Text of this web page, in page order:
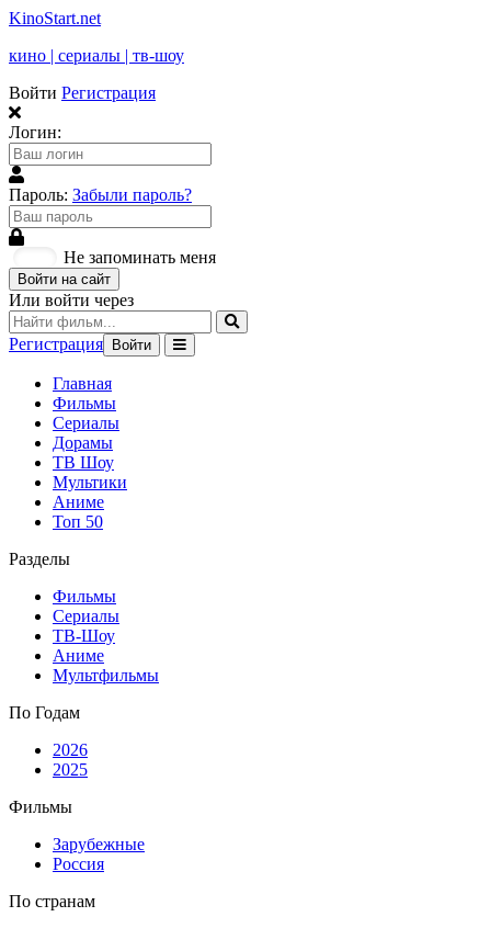
KinoStart.net
кино | сериалы | тв-шоу
Войти Регистрация
Логин:
Пароль: Забыли пароль?
Не запоминать меня
Войти на сайт
Или войти через
Регистрация Войти
Главная
Фильмы
Сериалы
Дорамы
ТВ Шоу
Мультики
Аниме
Топ 50
Разделы
Фильмы
Сериалы
ТВ-Шоу
Аниме
Мультфильмы
По Годам
2026
2025
Фильмы
Зарубежные
Россия
По странам